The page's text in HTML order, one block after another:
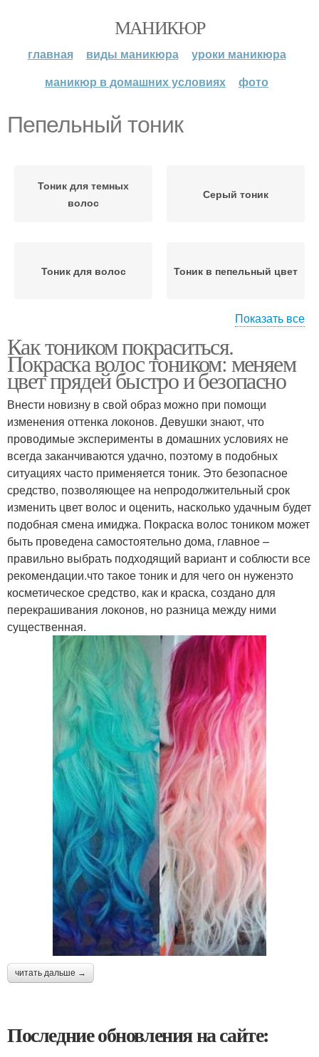
МАНИКЮР
главная виды маникюра
уроки маникюра
маникюр в домашних условиях
фото
Пепельный тоник
Тоник для темных
волос
Серый тоник
Тоник для волос Тоник в пепельный цвет
условиях
Светлые тоники
Показать все
Как тоником покраситься.
Покраска волос тоником: меняем
цвет прядей быстро и безопасно
Внести новизну в свой образ можно при помощи
изменения оттенка локонов. Девушки знают, что
проводимые эксперименты в домашних условиях не
всегда заканчиваются удачно, поэтому в подобных
ситуациях часто применяется тоник. Это безопасное
средство, позволяющее на непродолжительный срок
изменить цвет волос и оценить, насколько удачным будет
подобная смена имиджа. Покраска волос тоником может
быть проведена самостоятельно дома, главное –
правильно выбрать подходящий вариант и соблюсти все
рекомендации.что такое тоник и для чего он нуженэто
косметическое средство, как и краска, создано для
перекрашивания локонов, но разница между ними
существенная.
читать дальше →
Последние обновления на сайте: